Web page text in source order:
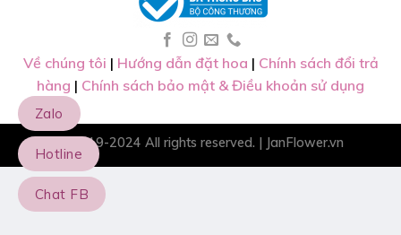
Về chúng tôi | Hướng dẫn đặt hoa | Chính sách đổi trả
hàng | Chính sách bảo mật & Điều khoản sử dụng
© 2019-2024 All rights reserved. | JanFlower.vn
Zalo
Hotline
Chat FB